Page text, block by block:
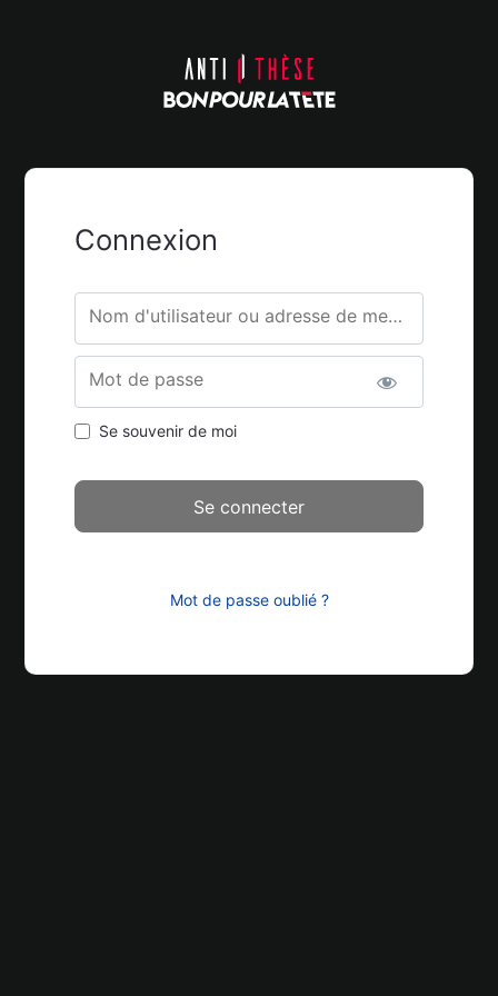
Connexion
Nom d'utilisateur ou adresse de messagerie.
Mot de passe
Se souvenir de moi
Mot de passe oublié ?